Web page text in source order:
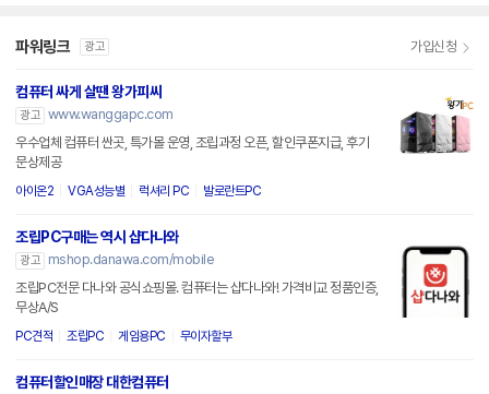
파워링크 광고 가입신청
컴퓨터 싸게 살땐 왕가피씨
광고
www.wanggapc.com
우수업체 컴퓨터 싼곳, 특가몰 운영, 조립과정 오픈, 할인쿠폰지급, 후기
문상제공
아이온2 VGA성능별 럭셔리 PC 발로란트PC
조립PC구매는 역시 샵다나와
광고
mshop.danawa.com/mobile
조립PC전문 다나와 공식쇼핑몰. 컴퓨터는 샵다나와! 가격비교 정품인증,
무상A/S
PC견적 조립PC 게임용PC 무이자할부
컴퓨터할인매장 대한컴퓨터